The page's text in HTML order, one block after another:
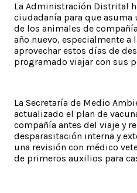
La Administración Distrital
ciudadanía para que
de los animales de
año nuevo, especialmente
aprovechar estos días de
programado viajar con sus
La Secretaría de Medio
actualizado el plan de
compañía antes del viaje y
desparasitación interna y
una revisión con médico
de primeros auxilios para